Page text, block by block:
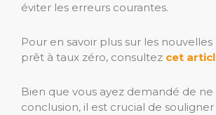
éviter les erreurs courantes.
Pour en savoir plus sur les
prêt à taux zéro, consultez cet
Bien que vous ayez demandé de
conclusion, il est crucial de